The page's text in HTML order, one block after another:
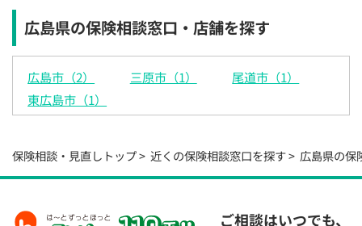
広島県の保険相談窓口・店舗を探す
広島市（2） 三原市（1）
尾道市（1）
東広島市（1）
保険相談・見直しトップ 近くの保険相談窓口を探す 広島県の保
ご相談はいつでも、